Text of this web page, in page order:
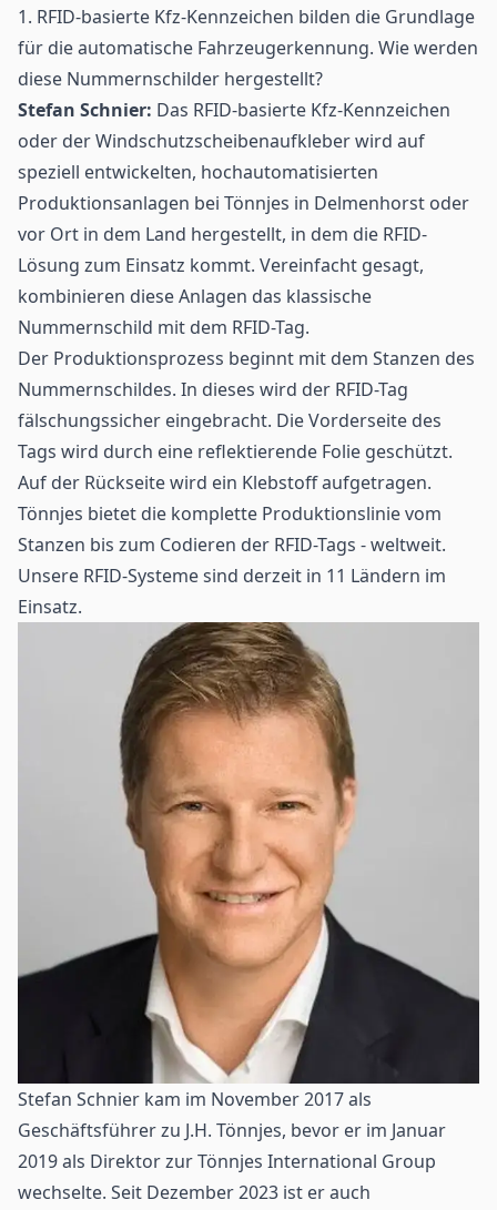
1. RFID-basierte Kfz-Kennzeichen bilden die Grundlage
für die automatische Fahrzeugerkennung. Wie werden
diese Nummernschilder hergestellt?
Stefan Schnier: Das RFID-basierte Kfz-Kennzeichen
oder der Windschutzscheibenaufkleber wird auf
speziell entwickelten, hochautomatisierten
Produktionsanlagen bei Tönnjes in Delmenhorst oder
vor Ort in dem Land hergestellt, in dem die RFID-
Lösung zum Einsatz kommt. Vereinfacht gesagt,
kombinieren diese Anlagen das klassische
Nummernschild mit dem RFID-Tag.
Der Produktionsprozess beginnt mit dem Stanzen des
Nummernschildes. In dieses wird der RFID-Tag
fälschungssicher eingebracht. Die Vorderseite des
Tags wird durch eine reflektierende Folie geschützt.
Auf der Rückseite wird ein Klebstoff aufgetragen.
Tönnjes bietet die komplette Produktionslinie vom
Stanzen bis zum Codieren der RFID-Tags - weltweit.
Unsere RFID-Systeme sind derzeit in 11 Ländern im
Einsatz.
Stefan Schnier kam im November 2017 als
Geschäftsführer zu J.H. Tönnjes, bevor er im Januar
2019 als Direktor zur Tönnjes International Group
wechselte. Seit Dezember 2023 ist er auch